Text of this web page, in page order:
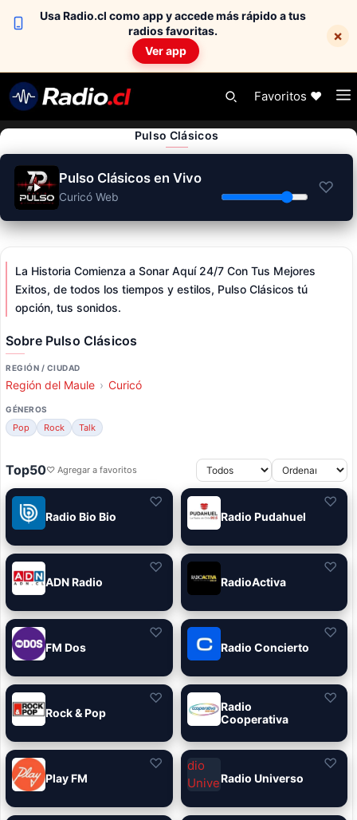
Usa Radio.cl como app y accede más rápido a tus
radios favoritas.
Ver app
×
Skip
to
content
Favoritos ❤️
Pulso Clásicos
Pulso Clásicos en Vivo
Curicó Web ♡
La Historia Comienza a Sonar Aquí 24/7 Con Tus Mejores
Exitos, de todos los tiempos y estilos, Pulso Clásicos tú
opción, tus sonidos.
Sobre Pulso Clásicos
REGIÓN / CIUDAD
Región del Maule › Curicó
GÉNEROS
Pop Rock Talk
Top50♡ Agregar a favoritos
Radio Bio Bio
♡
Radio Pudahuel
♡
ADN Radio
♡
RadioActiva
♡
FM Dos
♡
Radio Concierto
♡
Rock & Pop
♡
Radio
Cooperativa
♡
Play FM
♡
Radio Universo
♡